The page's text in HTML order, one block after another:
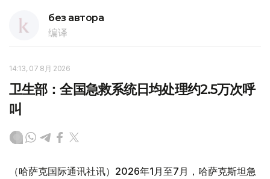
без автора
编译
14:13, 07 8月 2026
卫生部：全国急救系统日均处理约2.5万次呼
叫
（哈萨克国际通讯社讯）2026年1月至7月，哈萨克斯坦急